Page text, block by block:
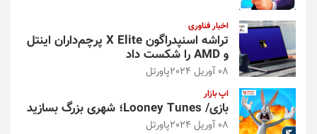
اخبار فناوری
تراشه اسنپدراگون X Elite پرچم‌داران اینتل
و AMD را شکست داد
08 آوریل 2024 پاورتل
اپ بازار
بازی/ Looney Tunes؛ شهری بزرگ بسازید
08 آوریل 2024 پاورتل